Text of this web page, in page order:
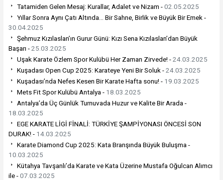
Tatamiden Gelen Mesaj: Kurallar, Adalet ve Nizam -02.05.2025
Yıllar Sonra Aynı Çatı Altında… Bir Sahne, Birlik ve Büyük Bir Emek -
30.04.2025
Şehmuz Kızılaslan’ın Gurur Günü: Kızı Sena Kızılaslan’dan Büyük
Başarı -25.03.2025
Uşak Karate Özlem Spor Kulübü Her Zaman Zirvede! -24.03.2025
Kuşadası Open Cup 2025: Karateye Yeni Bir Soluk -24.03.2025
Kuşadası’nda Nefes Kesen Bir Karate Hafta sonu! - 19.03.2025
Mets Fit Spor Kulübü Antalya - 18.03.2025
Antalya’da Üç Günlük Turnuvada Huzur ve Kalite Bir Arada -
18.03.2025
EGE KARATE LİGİ FİNALİ: TÜRKİYE ŞAMPİYONASI ÖNCESİ SON
DURAK! - 14.03.2025
Karate Diamond Cup 2025: Kata Branşında Büyük Buluşma -
10.03.2025
Kütahya Tavşanlı’da Karate ve Kata Üzerine Mustafa Oğulcan Alımcı
ile -07.03.2025